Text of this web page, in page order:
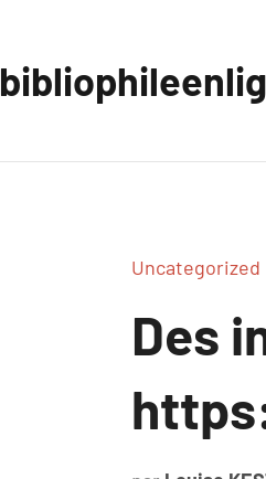
Uncategorized
Des